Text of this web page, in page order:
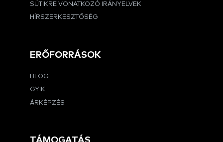
SÜTIKRE VONATKOZÓ IRÁNYELVEK
HÍRSZERKESZTŐSÉG
ERŐFORRÁSOK
BLOG
GYIK
ÁRKÉPZÉS